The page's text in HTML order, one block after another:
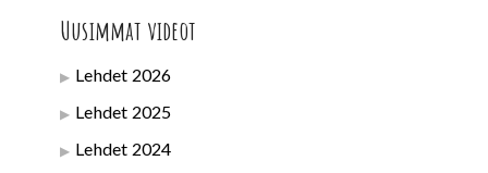
Uusimmat videot
Lehdet 2026
Lehdet 2025
Lehdet 2024